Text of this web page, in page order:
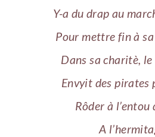
Y-a du drap au
Pour mettre fin à
Dans sa charitè,
Envyit des pirates
Rôder à l’entou
A